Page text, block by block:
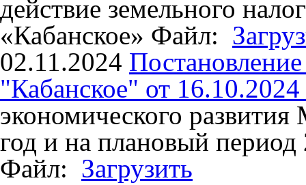
действие земельного
«Кабанское» Файл:
02.11.2024
"Кабанское" от
экономического
год и на плановый период
Файл: Загрузить